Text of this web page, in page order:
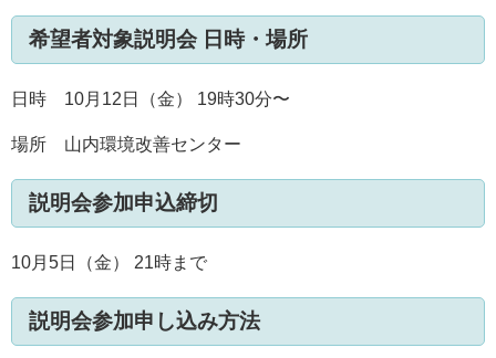
希望者対象説明会 日時・場所
日時 10月12日（金） 19時30分〜
場所 山内環境改善センター
説明会参加申込締切
10月5日（金） 21時まで
説明会参加申し込み方法